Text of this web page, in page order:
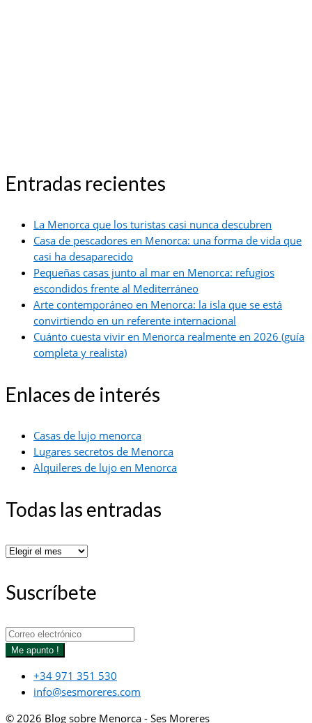
Entradas recientes
La Menorca que los turistas casi nunca descubren
Casa de pescadores en Menorca: una forma de vida que
casi ha desaparecido
Pequeñas casas junto al mar en Menorca: refugios
escondidos frente al Mediterráneo
Arte contemporáneo en Menorca: la isla que se está
convirtiendo en un referente internacional
Cuánto cuesta vivir en Menorca realmente en 2026 (guía
completa y realista)
Enlaces de interés
Casas de lujo menorca
Lugares secretos de Menorca
Alquileres de lujo en Menorca
Todas las entradas
Todas
entradas
Suscríbete
Me apunto !
+34 971 351 530
info@sesmoreres.com
© 2026 Blog sobre Menorca - Ses Moreres